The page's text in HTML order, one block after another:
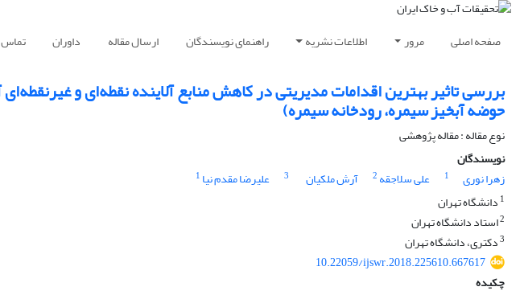
صفحه اصلی مرور اطلاعات نشریه راهنمای نویسندگان ارسال مقاله داوران تماس
حوضه آبخیز سیمره، رودخانه سیمره)
نوع مقاله : مقاله پژوهشی
نویسندگان
زهرا نوری
1 علی سلاجقه 2 آرش ملکیان 3 علیرضا مقدم نیا 1
1 دانشگاه تهران
2استاد دانشگاه تهران
3دکتری، دانشگاه تهران
10.22059/ijswr.2018.225610.667617
چکیده